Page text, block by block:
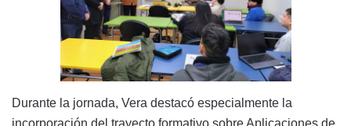
Durante la jornada, Vera destacó especialmente la
incorporación del trayecto formativo sobre Aplicaciones de